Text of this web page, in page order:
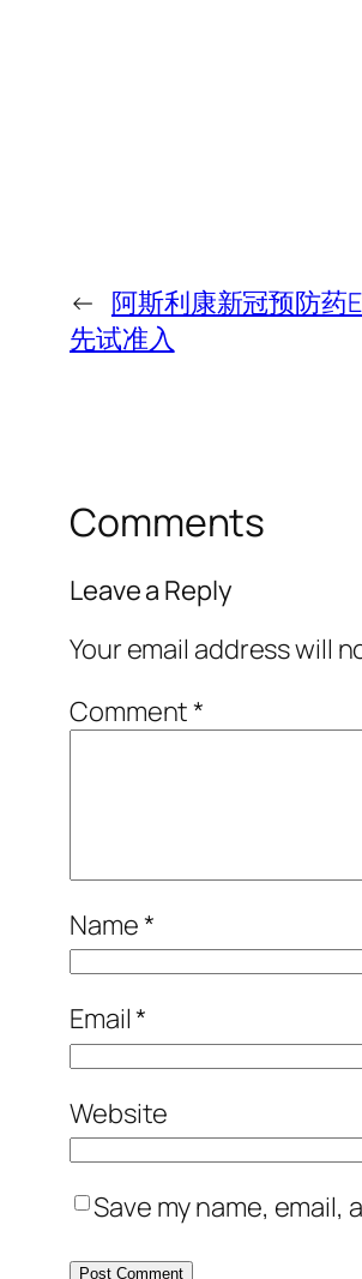
← 阿斯利康新冠预防药
先试准入
Comments
Leave a Reply
Your email address will
Comment*
Name*
Email*
Website
Save my name,